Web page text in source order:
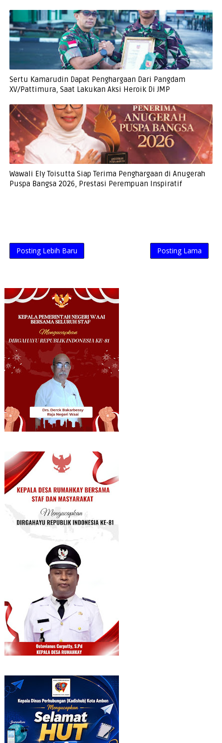
Sertu Kamarudin Dapat Penghargaan Dari Pangdam
XV/Pattimura, Saat Lakukan Aksi Heroik Di JMP
Wawali Ely Toisutta Siap Terima Penghargaan di Anugerah
Puspa Bangsa 2026, Prestasi Perempuan Inspiratif
Posting Lebih Baru Posting Lama